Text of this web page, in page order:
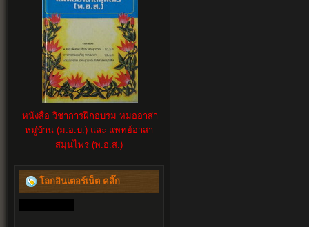
หนังสือ วิชาการฝึกอบรม หมออาสา
หมู่บ้าน (ม.อ.บ.) และ แพทย์อาสา
สมุนไพร (พ.อ.ส.)
โลกอินเตอร์เน็ต คลิ๊ก